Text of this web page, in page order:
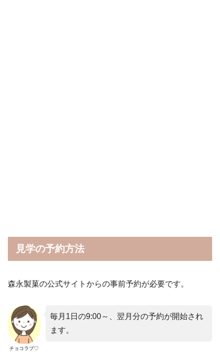
見学の予約方法
森永製菓の公式サイトからの事前予約が必要です。
チョコラブ♡
毎月1日の9:00～、翌月分の予約が開始され
ます。